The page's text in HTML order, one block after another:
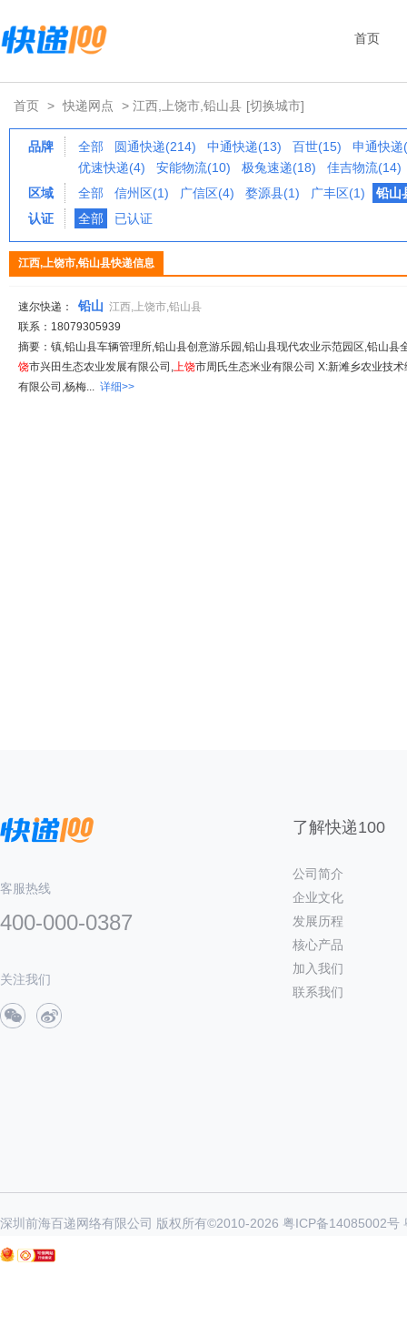
首页
首页 > 快递网点 > 江西,上饶市,铅山县 [切换城市]
品牌 全部 圆通快递(214) 中通快递(13) 百世(15)
申通快递
优速快递(4)
安能物流(10) 极兔速递(18)
佳吉物流(14)
区域
全部 信州区(1) 广信区(4) 婺源县(1) 广丰区(1)
铅山
认证
全部 已认证
江西,上饶市,铅山县快递信息
速尔快递： 铅山 江西,上饶市,铅山县
联系：18079305939
摘要：镇,铅山县车辆管理所,铅山县创意游乐园,铅山县现代农业示范园区,铅山县
饶市兴田生态农业发展有限公司,上饶市周氏生态米业有限公司 X:新滩乡农业技
有限公司,杨梅... 详细>>
客服热线
400-000-0387
关注我们
了解快递100
公司简介
企业文化
发展历程
核心产品
加入我们
联系我们
深圳前海百递网络有限公司 版权所有©2010-2026 粤ICP备14085002号